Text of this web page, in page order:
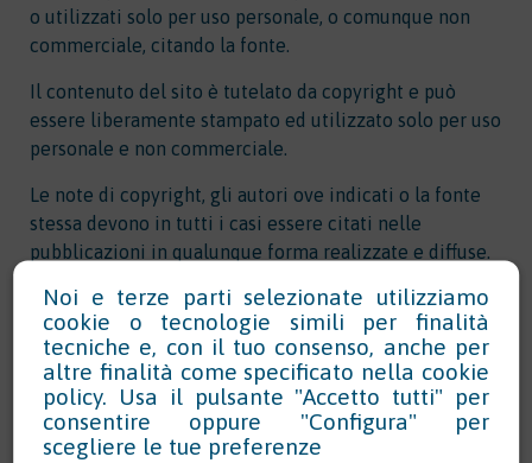
o utilizzati solo per uso personale, o comunque non
commerciale, citando la fonte.
Il contenuto del sito è tutelato da copyright e può
essere liberamente stampato ed utilizzato solo per uso
personale e non commerciale.
Le note di copyright, gli autori ove indicati o la fonte
stessa devono in tutti i casi essere citati nelle
pubblicazioni in qualunque forma realizzate e diffuse.
Tutti i diritti riservati
Noi e terze parti selezionate utilizziamo
cookie o tecnologie simili per finalità
tecniche e, con il tuo consenso, anche per
altre finalità come specificato nella cookie
policy. Usa il pulsante "Accetto tutti" per
consentire oppure "Configura" per
scegliere le tue preferenze